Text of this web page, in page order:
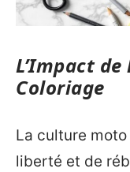
L’Impact
Coloriage
La culture
liberté et de